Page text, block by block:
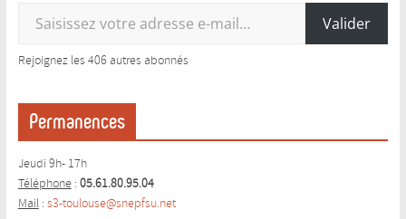
Valider
Rejoignez les 406 autres abonnés
Permanences
Jeudi 9h- 17h
Téléphone: 05.61.80.95.04
Mail: s3-toulouse@snepfsu.net